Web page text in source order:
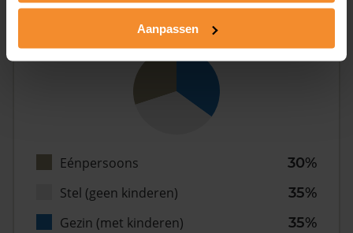
Aanpassen
Type huishoudens
Eénpersoons
30%
Stel (geen kinderen)
35%
Gezin (met kinderen)
35%